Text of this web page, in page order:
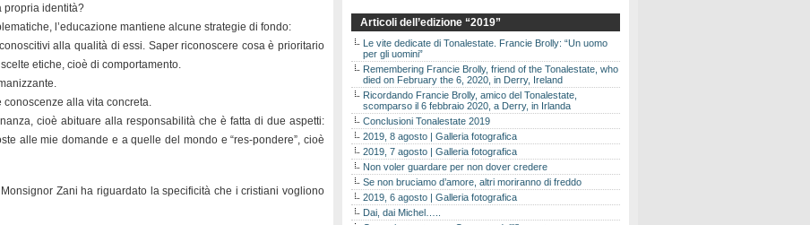
propria identità?
l’educazione mantiene alcune strategie di fondo:
alla qualità di essi. Saper riconoscere cosa è prioritario
etiche, cioè di comportamento.
alla vita concreta.
cioè abituare alla responsabilità che è fatta di due aspetti:
alle mie domande e a quelle del mondo e “res-pondere”, cioè
Zani ha riguardato la specificità che i cristiani vogliono
Articoli dell’edizione “2019”
Le vite dedicate di Tonalestate. Francie Brolly: “Un uomo
per gli uomini”
Remembering Francie Brolly, friend of the Tonalestate, who
died on February the 6, 2020, in Derry, Ireland
Ricordando Francie Brolly, amico del Tonalestate,
scomparso il 6 febbraio 2020, a Derry, in Irlanda
Conclusioni Tonalestate 2019
2019, 8 agosto | Galleria fotografica
2019, 7 agosto | Galleria fotografica
Non voler guardare per non dover credere
Se non bruciamo d’amore, altri moriranno di freddo
2019, 6 agosto | Galleria fotografica
Dai, dai Michel…..